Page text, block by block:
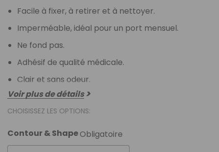
Facile à fixer, à retirer et à nettoyer.
Imperméable, idéal pour un port mensuel.
Ne fond pas.
Adhésif de qualité médicale.
Clair et sans odeur.
Voir plus de détails
CHOISISSEZ LES OPTIONS:
Contour & ShapeObligatoire